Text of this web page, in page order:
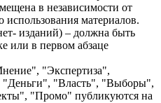
в независимости от
использования материалов.
изданий) – должна быть
или в первом абзаце
"Экспертиза",
"Деньги", "Власть", "Выборы",
"Промо" публикуются на